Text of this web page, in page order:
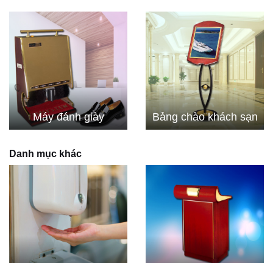
Máy đánh giày Bảng chào khách sạn
Danh mục khác